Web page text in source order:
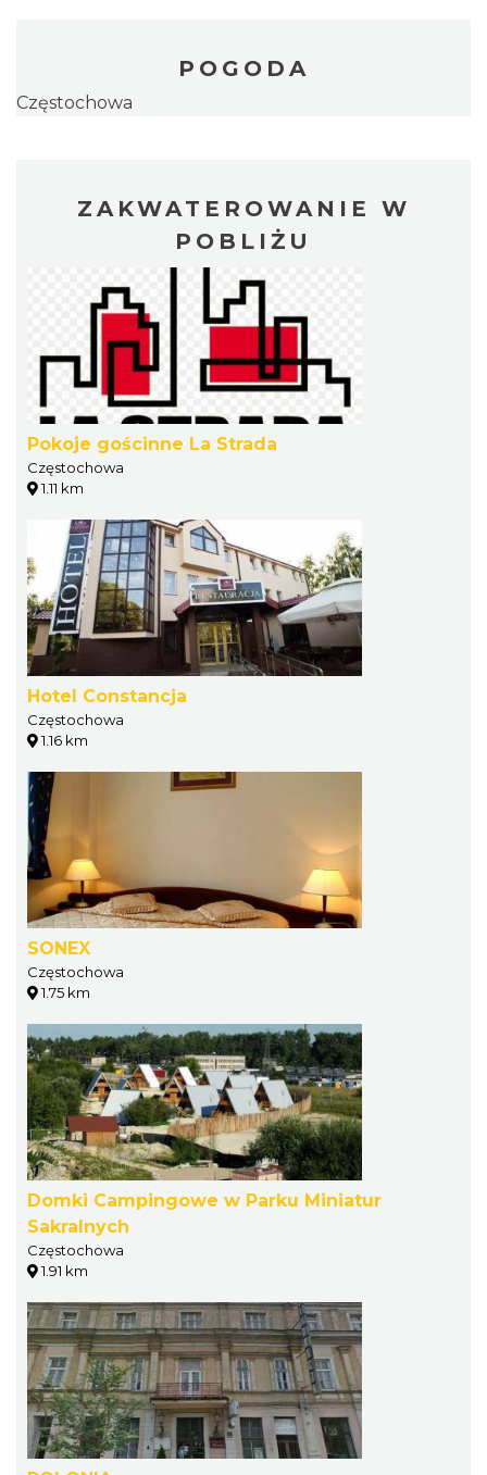
POGODA
Częstochowa
ZAKWATEROWANIE W
POBLIŻU
Pokoje gościnne La Strada
Częstochowa
1.11 km
Hotel Constancja
Częstochowa
1.16 km
SONEX
Częstochowa
1.75 km
Domki Campingowe w Parku Miniatur
Sakralnych
Częstochowa
1.91 km